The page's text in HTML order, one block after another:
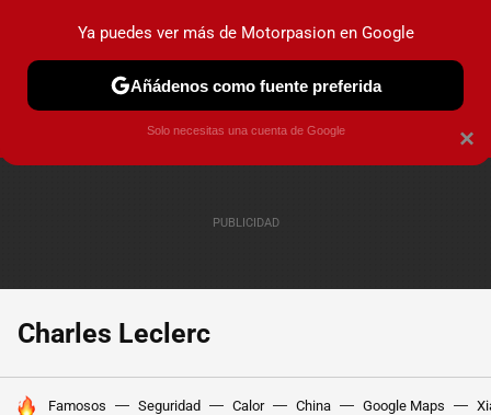
PRUEBAS COCHES ELÉCTRICOS OBSERVATORIO
Charles Leclerc
HOY SE HABLA DE
Famosos Seguridad Calor China Google Maps
×
Ya puedes ver más de Motorpasion en Google
Añádenos como fuente preferida
Solo necesitas una cuenta de Google